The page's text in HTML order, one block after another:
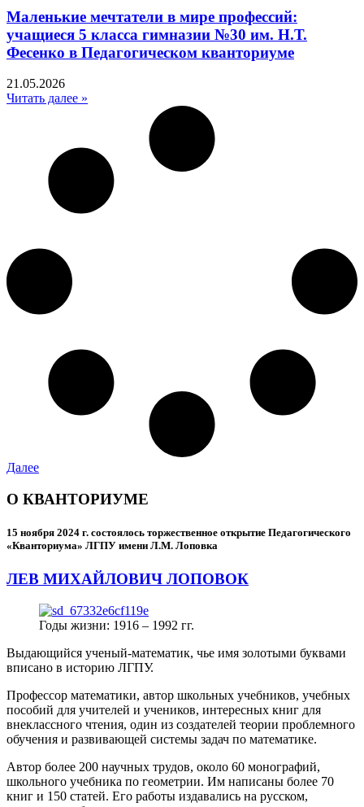
Маленькие мечтатели в мире профессий:
учащиеся 5 класса гимназии №30 им. Н.Т.
Фесенко в Педагогическом кванториуме
21.05.2026
Читать далее »
Далее
О КВАНТОРИУМЕ
15 ноября 2024 г. состоялось торжественное открытие Педагогического
«Кванториума» ЛГПУ имени Л.М. Лоповка
ЛЕВ МИХАЙЛОВИЧ ЛОПОВОК
Годы жизни: 1916 – 1992 гг.
Выдающийся ученый-математик, чье имя золотыми буквами
вписано в историю ЛГПУ.
Профессор математики, автор школьных учебников, учебных
пособий для учителей и учеников, интересных книг для
внеклассного чтения, один из создателей теории проблемного
обучения и развивающей системы задач по математике.
Автор более 200 научных трудов, около 60 монографий,
школьного учебника по геометрии. Им написаны более 70
книг и 150 статей. Его работы издавались на русском,